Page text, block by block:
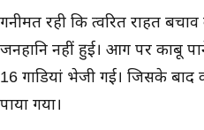
गनीमत रही कि त्वरित राहत
जनहानि नहीं हुई। आग पर काबू
16 गाडियां भेजी गई। जिसके
पाया गया।